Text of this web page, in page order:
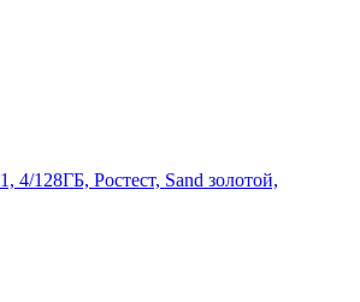
4/128ГБ, Ростест, Sand золотой,